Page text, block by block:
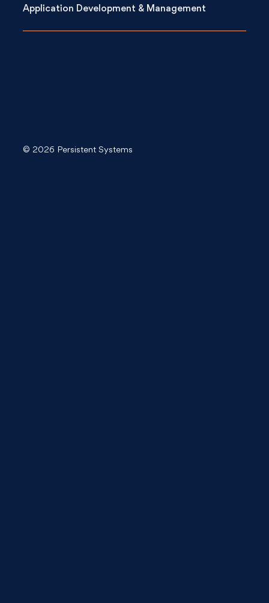
Application Development & Management
© 2026 Persistent Systems